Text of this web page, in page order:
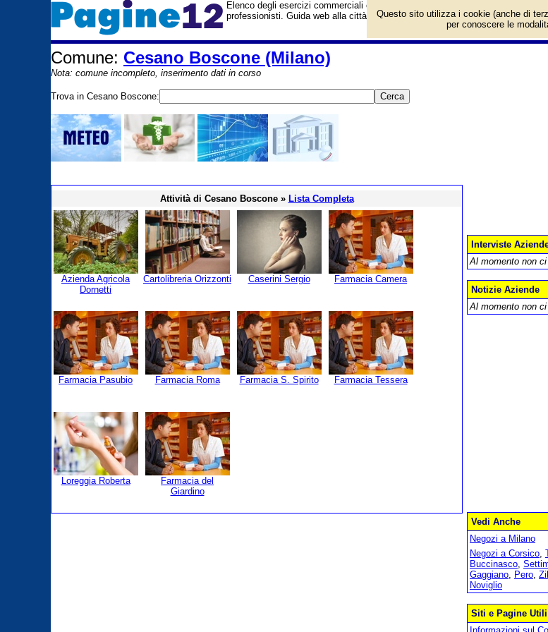
Elenco degli esercizi commerciali e dei fornitori di servizi e prodotti. Offerte
professionisti. Guida web alla città di Cesano Boscone (Milano - Lombardia).
Comune: Cesano Boscone (Milano)
Nota: comune incompleto, inserimento dati in corso
Trova in Cesano Boscone:
Attività di Cesano Boscone » Lista Completa
Azienda Agricola
Dornetti
Cartolibreria Orizzonti Caserini Sergio Farmacia Camera
Farmacia Pasubio Farmacia Roma Farmacia S. Spirito Farmacia Tessera
Loreggia Roberta
Farmacia del
Giardino
Interviste
Al momento non
Notizie Aziende
Al momento non
Vedi Anche
Negozi a Milano
Negozi a Corsico,
Buccinasco,
Gaggiano, Pero,
Noviglio
Siti e Pagine Utili
Questo sito utilizza i cookie (anche di
per conoscere le